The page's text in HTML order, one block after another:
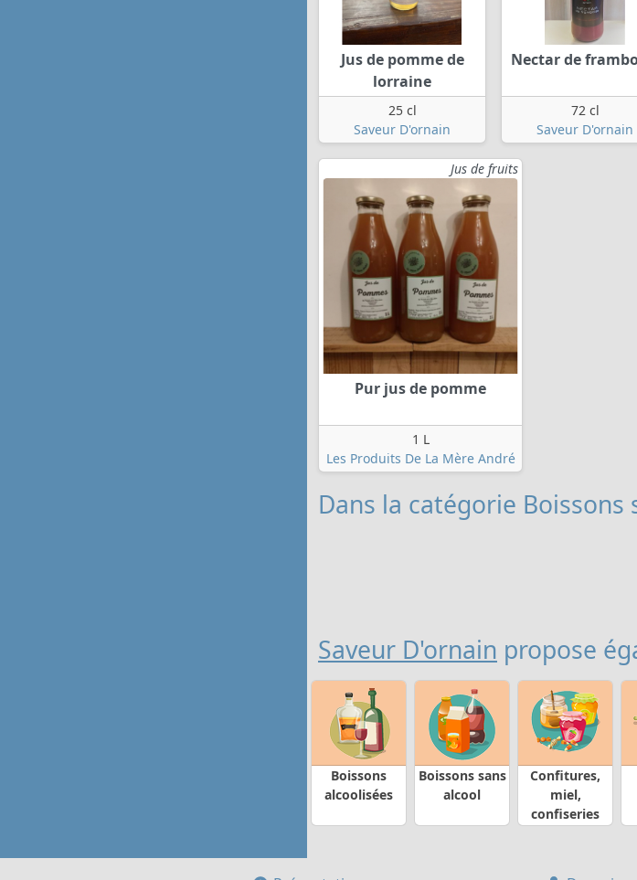
Jus de pomme de
lorraine
25 cl
Saveur D'ornain
Nectar de
72 cl
Saveur D'ornain
Jus de fruits
Pur jus de pomme
1 L
Les Produits De La Mère André
Dans la catégorie Boissons
Saveur D'ornain propose
Boissons
alcoolisées
Boissons sans
alcool
Confitures,
miel,
confiseries